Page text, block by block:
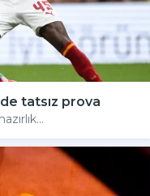
tatsız prova